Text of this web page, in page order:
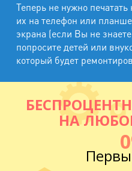
Теперь не нужно
их на телефон или
экрана (если Вы не
попросите детей или
который будет
НА